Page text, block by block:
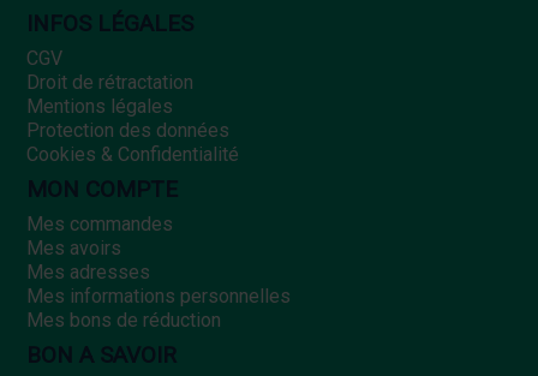
INFOS LÉGALES
CGV
Droit de rétractation
Mentions légales
Protection des données
Cookies & Confidentialité
MON COMPTE
Mes commandes
Mes avoirs
Mes adresses
Mes informations personnelles
Mes bons de réduction
BON A SAVOIR